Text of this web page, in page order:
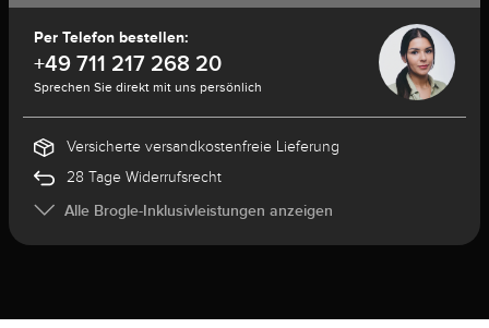
Per Telefon bestellen:
+49 711 217 268 20
Sprechen Sie direkt mit uns persönlich
Versicherte versandkostenfreie Lieferung
28 Tage Widerrufsrecht
Alle Brogle-Inklusivleistungen anzeigen